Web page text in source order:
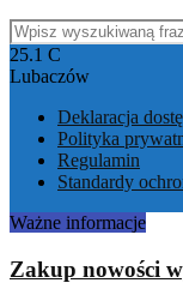
Search
for:
Facebook
Instagram
Youtube
Email
25.1 C
Lubaczów
Deklaracja
Polityka
Regulamin
Standardy
Ważne informacje
Zakup nowości